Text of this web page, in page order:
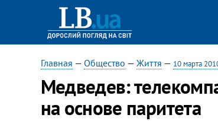
Главная — Общество — Життя — 10 марта
Медведев:
на основе паритета